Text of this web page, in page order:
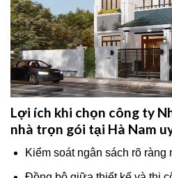
Lợi ích khi chọn công ty
nhà trọn gói tại Hà Nam
Kiểm soát ngân sách rõ ràng